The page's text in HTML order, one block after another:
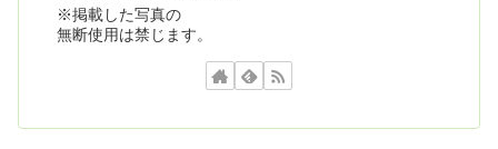
※掲載した写真の
無断使用は禁じます。